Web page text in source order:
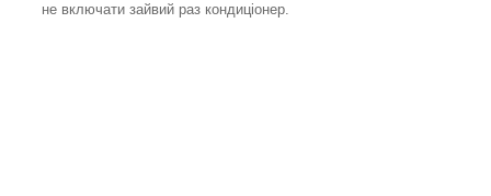
не включати зайвий раз кондиціонер.